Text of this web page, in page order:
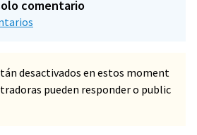
comentario
desactivados en estos moment
pueden responder o public